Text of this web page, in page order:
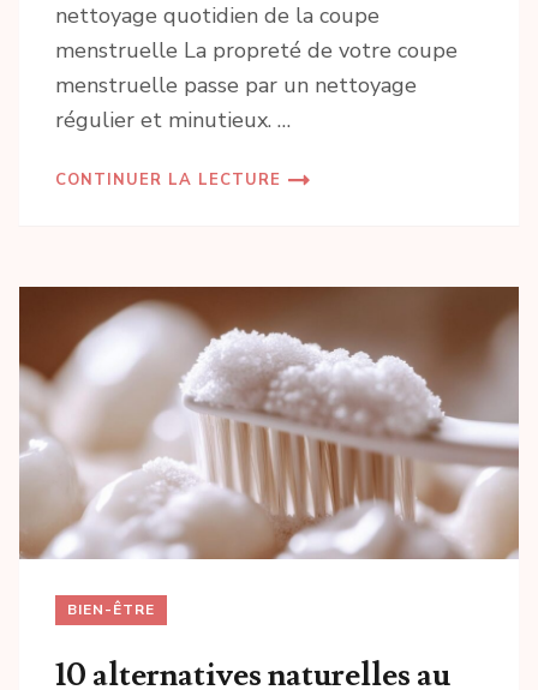
nettoyage quotidien de la coupe
menstruelle La propreté de votre coupe
menstruelle passe par un nettoyage
régulier et minutieux. …
CONTINUER LA LECTURE
BIEN-ÊTRE
10 alternatives naturelles au